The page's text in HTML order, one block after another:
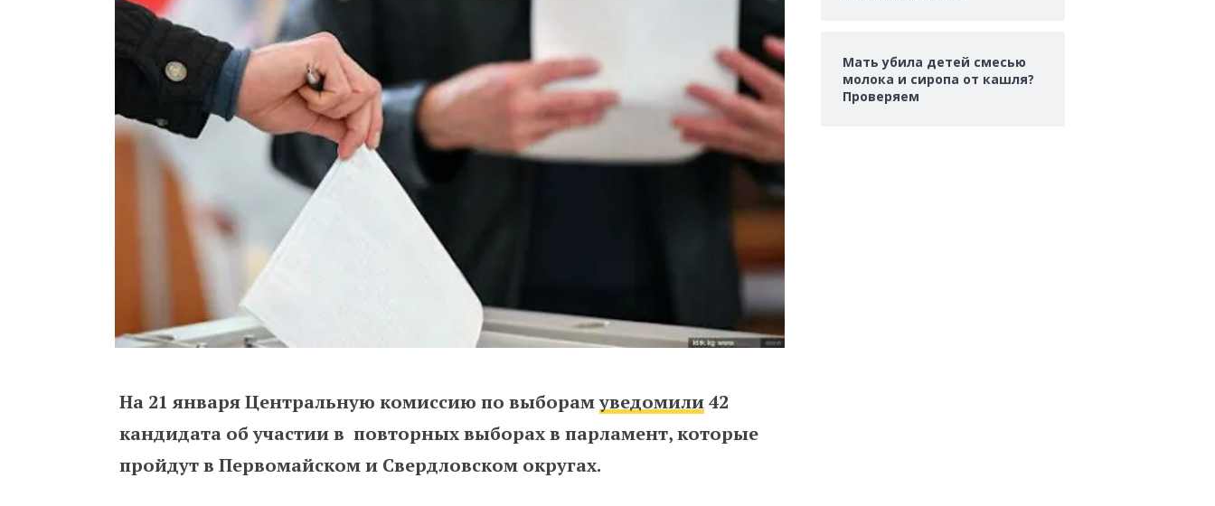
На 21 января Центральную комиссию по выборамуведомили42
кандидата об участии в повторных выборах в парламент, которые
пройдут в Первомайском и Свердловском округах.
Мать убила детей смесью
молока и сиропа от кашля?
Проверяем